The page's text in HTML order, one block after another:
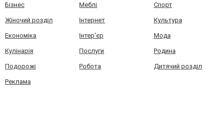
Бізнес Меблі Спорт
Жіночий розділ Інтернет Культура
Економіка Інтер'єр Мода
Кулінарія Послуги Родина
Подорожі Робота Дитячий розділ
Реклама